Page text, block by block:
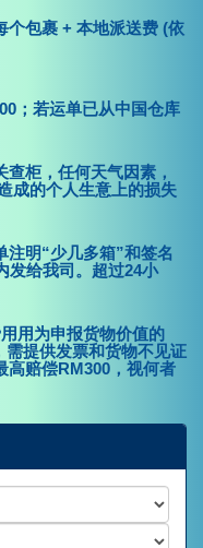
个包裹 + 本地派送费 (依
；若运单已从中国仓库
柜，任何天气因素，
成的个人生意上的损失
注明“少几多箱”和签名
发给我司。超过24小
用为申报货物价值的
提供发票和货物不见证
高赔偿RM300，视何者